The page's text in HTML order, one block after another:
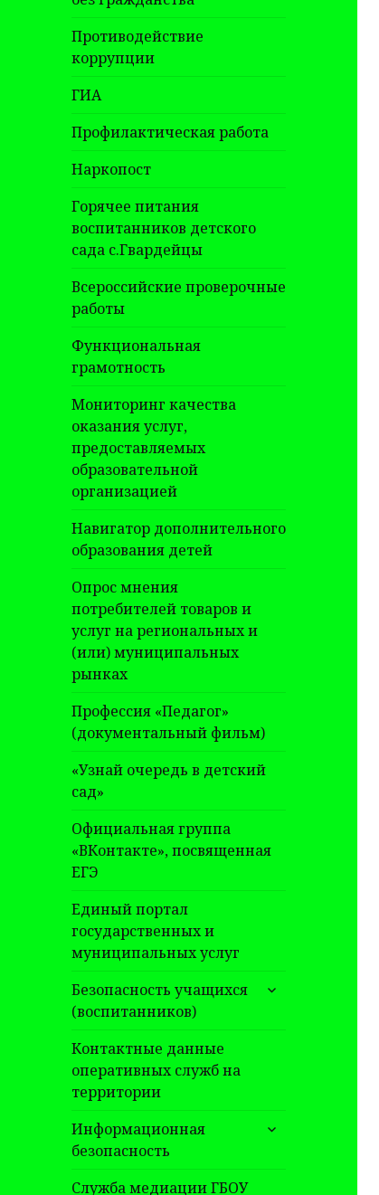
Противодействие
коррупции
ГИА
Профилактическая работа
Наркопост
Горячее питания
воспитанников детского
сада с.Гвардейцы
Всероссийские проверочные
работы
Функциональная
грамотность
Мониторинг качества
оказания услуг,
предоставляемых
образовательной
организацией
Навигатор дополнительного
образования детей
Опрос мнения
потребителей товаров и
услуг на региональных и
(или) муниципальных
рынках
Профессия «Педагог»
(документальный фильм)
«Узнай очередь в детский
сад»
Официальная группа
«ВКонтакте», посвященная
ЕГЭ
Единый портал
государственных и
муниципальных услуг
Безопасность учащихся
(воспитанников)
раскрыть
Контактные данные
оперативных служб на
территории
Информационная
безопасность
раскрыть
Служба медиации ГБОУ